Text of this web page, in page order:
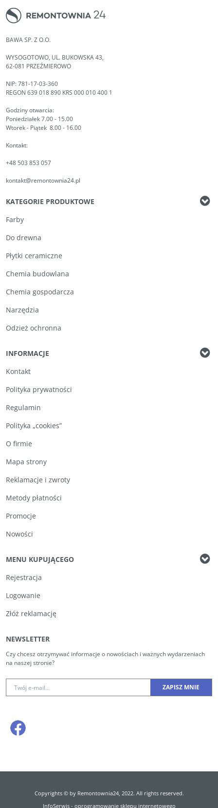
BAWA SP. Z O.O.
WYSOGOTOWO, UL. BUKOWSKA 43,
62-081 PRZEŹMIEROWO
NIP: 781-17-03-360
REGON 639 018 890 KRS 000 010 400 1
Godziny otwarcia:
Poniedziałek 7.00 - 15.00
Wtorek - Piątek 8.00 - 16.00
Kontakt:
+48 503 853 057
kontakt@remontownia24.pl
KATEGORIE PRODUKTOWE
Farby
Do drewna
Płytki ceramiczne
Chemia budowlana
Chemia gospodarcza
Narzędzia
Odzież ochronna
INFORMACJE
Kontakt
Polityka prywatności
Regulamin
Polityka „cookies”
O firmie
Mapa strony
Reklamacje i zwroty
Metody płatności
Promocje
Nowości
MENU KUPUJĄCEGO
Rejestracja
Logowanie
Złóż reklamację
NEWSLETTER
Czy chcesz otrzymywać informacje o nowościach i ważnych wydarzeniach
na naszej stronie?
Copyrights © by Remontownia24, 2022. All rights reserved.
InfoSerwis- oprogramowanie sklepu internetowego